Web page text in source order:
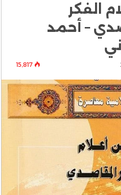
الفكر
– أحمد
15٬817